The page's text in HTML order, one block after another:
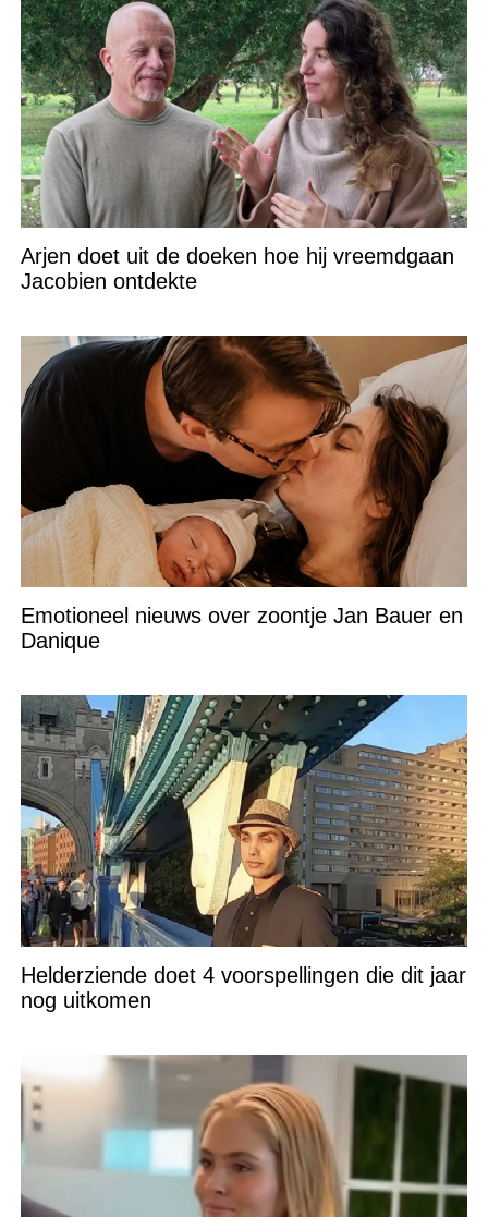
Arjen doet uit de doeken hoe hij vreemdgaan
Jacobien ontdekte
Emotioneel nieuws over zoontje Jan Bauer en
Danique
Helderziende doet 4 voorspellingen die dit jaar
nog uitkomen